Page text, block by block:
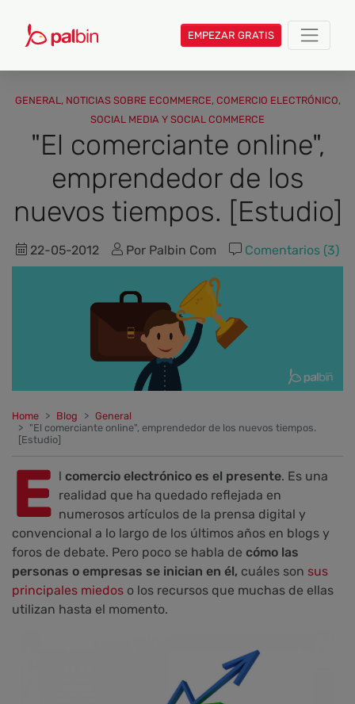
EMPEZAR GRATIS
GENERAL , NOTICIAS SOBRE ECOMMERCE, COMERCIO ELECTRÓNICO,
SOCIAL MEDIA Y SOCIAL COMMERCE
"El comerciante online",
emprendedor de los
nuevos tiempos. [Estudio]
22-05-2012 Por Palbin Com Comentarios (3)
Home Blog
General
"El comerciante online", emprendedor de los nuevos tiempos.
[Estudio]
E l comercio electrónico es el presente. Es una
realidad que ha quedado reflejada en
numerosos artículos de la prensa digital y
convencional a lo largo de los últimos años en blogs y
foros de debate. Pero poco se habla de cómo las
personas o empresas se inician en él, cuáles son sus
principales miedos o los recursos que muchas de ellas
utilizan hasta el momento.